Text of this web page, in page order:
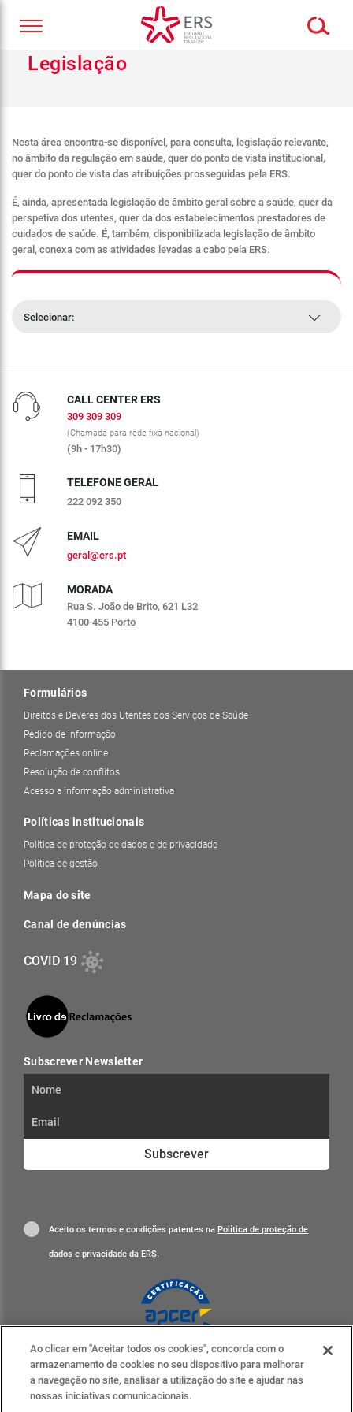
Legislação
Nesta área encontra-se disponível, para consulta, legislação relevante,
no âmbito da regulação em saúde, quer do ponto de vista institucional,
quer do ponto de vista das atribuições prosseguidas pela ERS.
É, ainda, apresentada legislação de âmbito geral sobre a saúde, quer da
perspetiva dos utentes, quer da dos estabelecimentos prestadores de
cuidados de saúde. É, também, disponibilizada legislação de âmbito
geral, conexa com as atividades levadas a cabo pela ERS.
Selecionar:
CALL CENTER ERS
309 309 309
(Chamada para rede fixa nacional)
(9h - 17h30)
TELEFONE GERAL
222 092 350
EMAIL
geral@ers.pt
MORADA
Rua S. João de Brito, 621 L32
4100-455 Porto
Formulários
Direitos e Deveres dos Utentes dos Serviços de Saúde
Pedido de informação
Reclamações online
Resolução de conflitos
Acesso a informação administrativa
Políticas institucionais
Política de proteção de dados e de privacidade
Política de gestão
Mapa do site
Canal de denúncias
COVID 19
Subscrever Newsletter
Subscrever
Aceito os termos e condições patentes naPolítica de proteção de
dados e privacidade da ERS.
ERS nas redes sociais
Ao clicar em "Aceitar todos os cookies", concorda com o
armazenamento de cookies no seu dispositivo para melhorar
a navegação no site, analisar a utilização do site e ajudar nas
nossas iniciativas comunicacionais.